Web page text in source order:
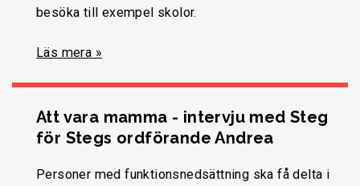
besöka till exempel skolor.
Läs mera »
Att vara mamma - intervju med Steg
för Stegs ordförande Andrea
Personer med funktionsnedsättning ska få delta i